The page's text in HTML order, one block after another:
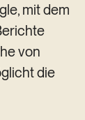
mit dem
von
die